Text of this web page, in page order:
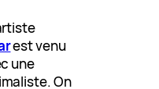
est venu
une
On